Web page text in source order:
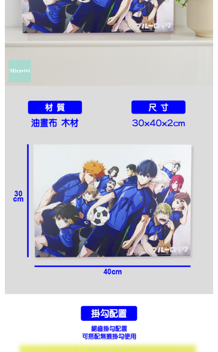
２．關於個人資料處理事宜，請瀏覽以下網址：
https://aftee.tw/terms/#terms3
３．未成年的使用者請事先徵得法定代理人或監護人之同意方可使用
「AFTEE先享後付」，若未經同意申辦者引起之損失，本公司不負相關責
任。
時審查核予不同之上限額度；若仍有額度不足之情形，本公司將視審查結果
請求用戶進行身份認證。